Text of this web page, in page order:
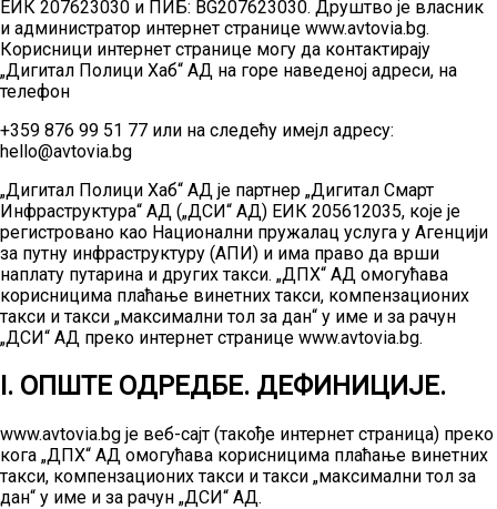
ЕИК 207623030 и ПИБ: BG207623030. Друштво је власник
и администратор интернет странице www.avtovia.bg.
Корисници интернет странице могу да контактирају
„Дигитал Полици Хаб“ АД на горе наведеној адреси, на
телефон
+359 876 99 51 77 или на следећу имејл адресу:
hello@avtovia.bg
„Дигитал Полици Хаб“ АД је партнер „Дигитал Смарт
Инфраструктура“ АД („ДСИ“ АД) ЕИК 205612035, које је
регистровано као Национални пружалац услуга у Агенцији
за путну инфраструктуру (АПИ) и има право да врши
наплату путарина и других такси. „ДПХ“ АД омогућава
корисницима плаћање винетних такси, компензационих
такси и такси „максимални тол за дан“ у име и за рачун
„ДСИ“ АД преко интернет странице www.avtovia.bg.
I. ОПШТЕ ОДРЕДБЕ. ДЕФИНИЦИЈЕ.
www.avtovia.bg је веб-сајт (такође интернет страница) преко
кога „ДПХ“ АД омогућава корисницима плаћање винетних
такси, компензационих такси и такси „максимални тол за
дан“ у име и за рачун „ДСИ“ АД.